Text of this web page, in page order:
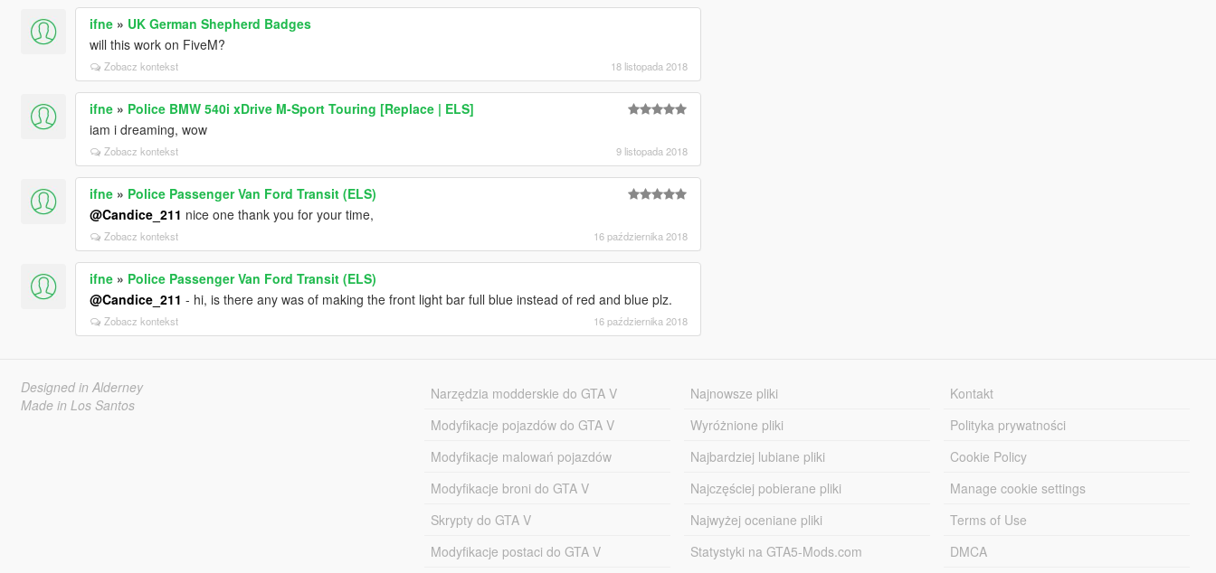
ifne» UK German Shepherd Badges
will this work on FiveM?
Zobacz kontekst 18 listopada 2018
ifne» Police BMW 540i xDrive M-Sport Touring [Replace | ELS]
iam i dreaming, wow
Zobacz kontekst 9 listopada 2018
ifne» Police Passenger Van Ford Transit (ELS)
@Candice_211 nice one thank you for your time,
Zobacz kontekst 16 października 2018
ifne» Police Passenger Van Ford Transit (ELS)
@Candice_211 - hi, is there any was of making the front light bar full blue instead of red and blue plz.
Zobacz kontekst 16 października 2018
Designed in Alderney
Made in Los Santos
Narzędzia modderskie do GTA V
Modyfikacje pojazdów do GTA V
Modyfikacje malowań pojazdów
Modyfikacje broni do GTA V
Skrypty do GTA V
Modyfikacje postaci do GTA V
Najnowsze pliki
Wyróżnione pliki
Najbardziej lubiane pliki
Najczęściej pobierane pliki
Najwyżej oceniane pliki
Statystyki na GTA5-Mods.com
Kontakt
Polityka prywatności
Cookie Policy
Manage cookie settings
Terms of Use
DMCA